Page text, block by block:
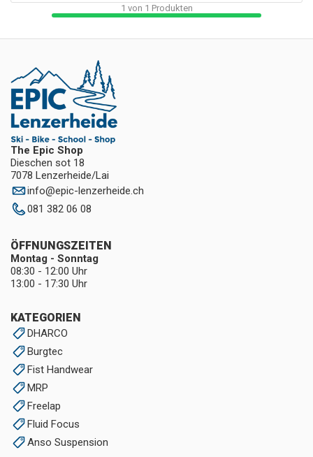
1 von 1 Produkten
The Epic Shop
Dieschen sot 18
7078 Lenzerheide/Lai
info@epic-lenzerheide.ch
081 382 06 08
KATEGORIEN
DHARCO
Burgtec
Fist Handwear
MRP
Freelap
Fluid Focus
Anso Suspension
ÖFFNUNGSZEITEN
Montag - Sonntag
08:30 - 12:00 Uhr
13:00 - 17:30 Uhr